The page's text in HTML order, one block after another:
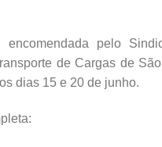
pelo
de Cargas de
dias 15 e 20 de junho.